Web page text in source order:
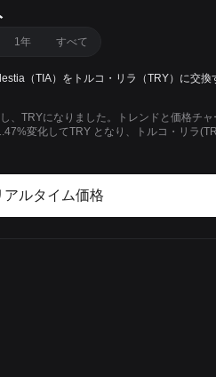
1年 すべて
（TIA）をトルコ・リラ（TRY）に交換
、TRYになりました。トレンドと価格チャ
変化してTRY となり、トルコ・リラ
アルタイム価格